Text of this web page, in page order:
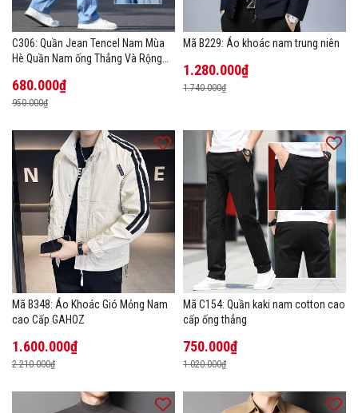
C306: Quần Jean Tencel Nam Mùa
Hè Quần Nam ống Thẳng Và Rộng
680.000₫
950.000₫
Mã B229: Áo khoác nam trung niên
1.280.000₫
1.740.000₫
Mã B348: Áo Khoác Gió Mỏng Nam
cao Cấp GAHOZ
1.600.000₫
2.210.000₫
Mã C154: Quần kaki nam cotton cao
cấp ống thẳng
750.000₫
1.020.000₫